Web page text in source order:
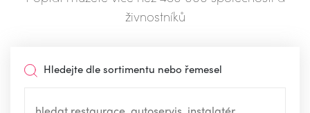
živnostníků
Hledejte dle sortimentu nebo řemesel